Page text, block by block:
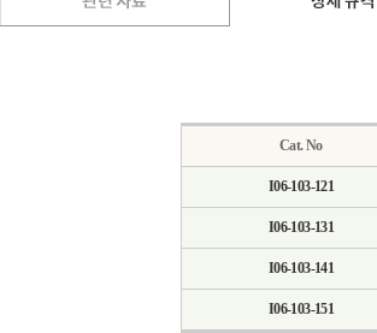
Cat. No
I06-103-121
I06-103-131
I06-103-141
I06-103-151